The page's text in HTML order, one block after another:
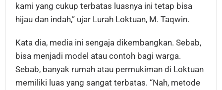
kami yang cukup terbatas luasnya ini tetap bisa
hijau dan indah,” ujar Lurah Loktuan, M. Taqwin.
Kata dia, media ini sengaja dikembangkan. Sebab,
bisa menjadi model atau contoh bagi warga.
Sebab, banyak rumah atau permukiman di Loktuan
memiliki luas yang sangat terbatas. “Nah, metode